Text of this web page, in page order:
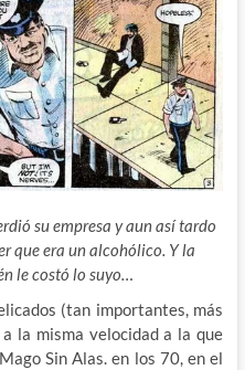
su empresa y aun así tardo
que era un alcohólico. Y la
le costó lo suyo…
(tan importantes, más
la misma velocidad a la que
Sin Alas. en los 70, en el